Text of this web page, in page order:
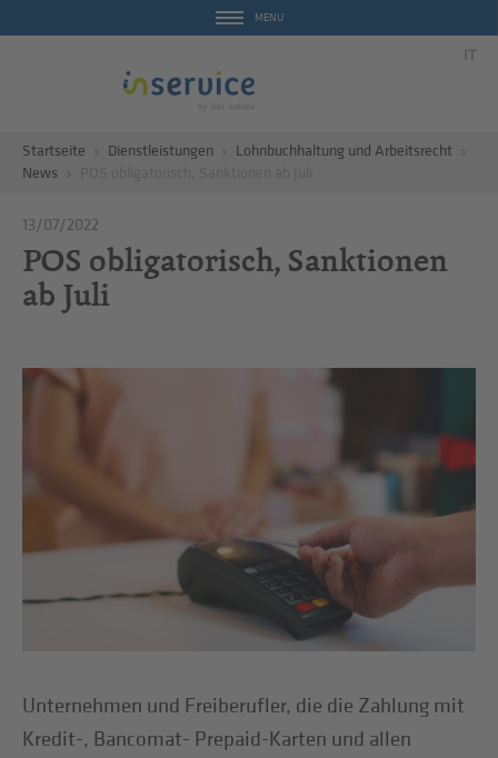
MENU
IT
Startseite Dienstleistungen
Lohnbuchhaltung und Arbeitsrecht
News
13/07/2022
POS obligatorisch, Sanktionen
ab Juli
Unternehmen und Freiberufler, die die Zahlung mit
Kredit-, Bancomat- Prepaid-Karten und allen